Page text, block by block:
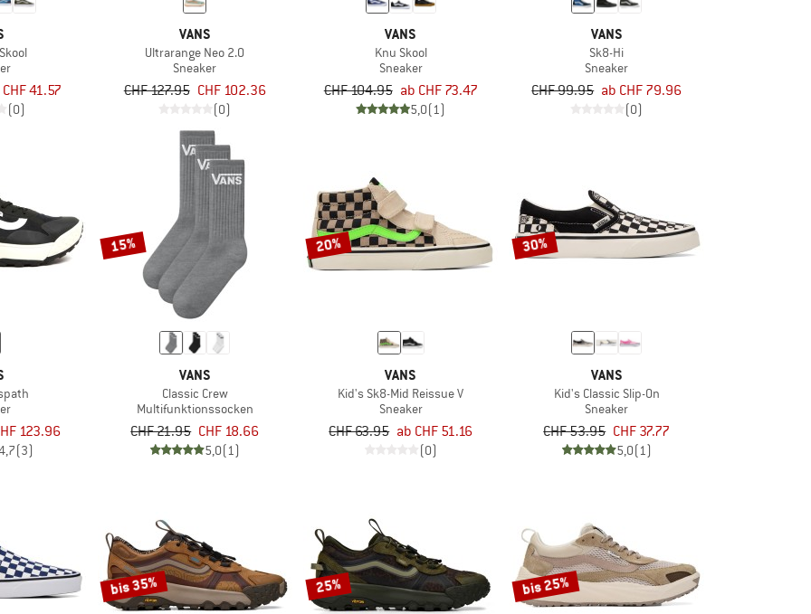
41.57
(0)
VANS
Ultrarange Neo 2.0
Sneaker
CHF 127.95 CHF 102.36
(0)
VANS
Knu Skool
Sneaker
CHF 104.95 ab CHF 73.47
5,0(1)
VANS
Sk8-Hi
Sneaker
CHF 99.95 ab CHF 79.96
(0)
123.96
(3)
15%
VANS
Classic Crew
Multifunktionssocken
CHF 21.95 CHF 18.66
5,0(1)
20%
VANS
Kid's Sk8-Mid Reissue V
Sneaker
CHF 63.95 ab CHF 51.16
(0)
30%
VANS
Kid's Classic Slip-On
Sneaker
CHF 53.95 CHF 37.77
5,0(1)
bis 35% 25% bis 25%